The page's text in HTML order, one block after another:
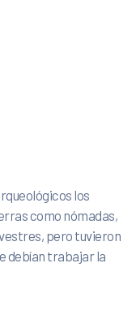
los
como nómadas,
pero tuvieron
debían trabajar la